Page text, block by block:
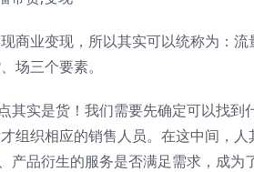
商业变现，所以其实可以统称为：流
场三个要素。
其实是货！我们需要先确定可以找到
组织相应的销售人员。在这中间，人
产品衍生的服务是否满足需求，成为